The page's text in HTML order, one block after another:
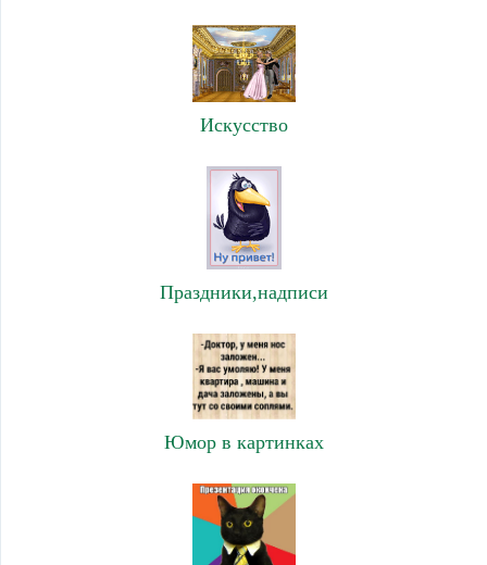
Искусство
Праздники,надписи
Юмор в картинках